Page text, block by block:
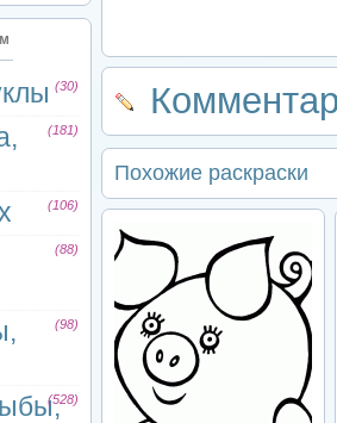
(30)
(181)
(106)
(88)
(98)
(528)
Похожие раскраски